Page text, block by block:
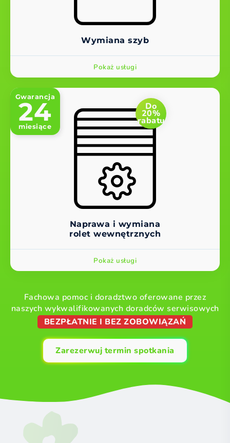
Wymiana szyb
Pokaż usługi
Gwarancja
24
miesiące
Do
20%
rabatu
Naprawa i wymiana
rolet wewnętrznych
Pokaż usługi
Fachowa pomoc i doradztwo oferowane przez
naszych wykwalifikowanych doradców serwisowych
BEZPŁATNIE I BEZ ZOBOWIĄZAŃ
Zarezerwuj termin spotkania